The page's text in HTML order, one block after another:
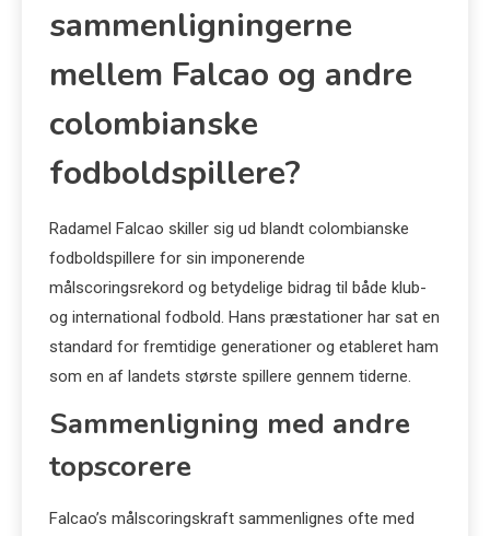
sammenligningerne
mellem Falcao og andre
colombianske
fodboldspillere?
Radamel Falcao skiller sig ud blandt colombianske
fodboldspillere for sin imponerende
målscoringsrekord og betydelige bidrag til både klub-
og international fodbold. Hans præstationer har sat en
standard for fremtidige generationer og etableret ham
som en af landets største spillere gennem tiderne.
Sammenligning med andre
topscorere
Falcao’s målscoringskraft sammenlignes ofte med